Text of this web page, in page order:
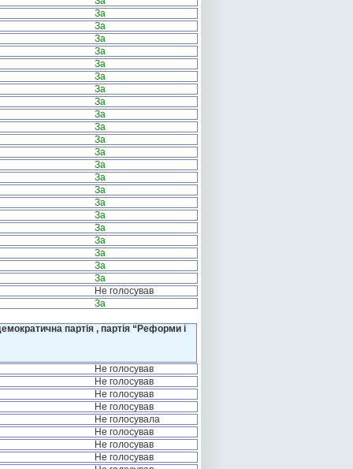
За
За
За
За
За
За
За
За
За
За
За
За
За
За
За
За
За
За
За
За
За
За
Не голосував
За
партія , партія “Реформи і
Не голосував
Не голосував
Не голосував
Не голосував
Не голосувала
Не голосував
Не голосував
Не голосував